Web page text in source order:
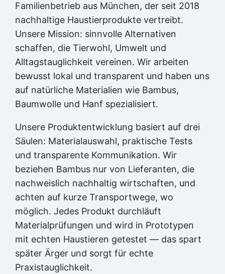
Familienbetrieb aus München, der seit 2018
nachhaltige Haustierprodukte vertreibt.
Unsere Mission: sinnvolle Alternativen
schaffen, die Tierwohl, Umwelt und
Alltagstauglichkeit vereinen. Wir arbeiten
bewusst lokal und transparent und haben uns
auf natürliche Materialien wie Bambus,
Baumwolle und Hanf spezialisiert.
Unsere Produktentwicklung basiert auf drei
Säulen: Materialauswahl, praktische Tests
und transparente Kommunikation. Wir
beziehen Bambus nur von Lieferanten, die
nachweislich nachhaltig wirtschaften, und
achten auf kurze Transportwege, wo
möglich. Jedes Produkt durchläuft
Materialprüfungen und wird in Prototypen
mit echten Haustieren getestet — das spart
später Ärger und sorgt für echte
Praxistauglichkeit.